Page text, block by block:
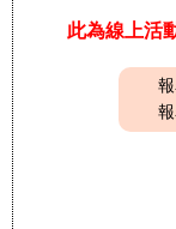
此為線上活